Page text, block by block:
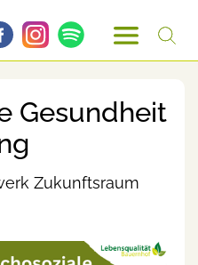
Gesundheit
Zukunftsraum